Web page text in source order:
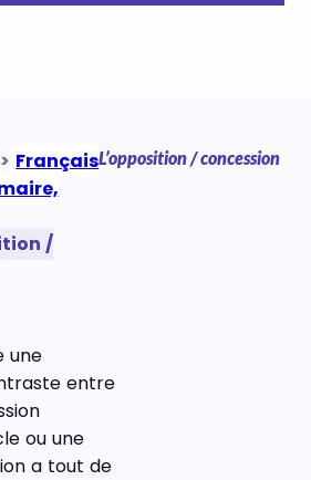
> Français
/
L’opposition / concession
une
entre
ou une
a tout de